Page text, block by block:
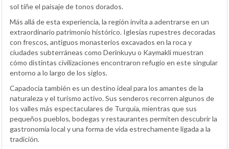
sol tiñe el paisaje de tonos dorados.
Más allá de esta experiencia, la región invita a adentrarse en un
extraordinario patrimonio histórico. Iglesias rupestres decoradas
con frescos, antiguos monasterios excavados en la roca y
ciudades subterráneas como Derinkuyu o Kaymakli muestran
cómo distintas civilizaciones encontraron refugio en este singular
entorno a lo largo de los siglos.
Capadocia también es un destino ideal para los amantes de la
naturaleza y el turismo activo. Sus senderos recorren algunos de
los valles más espectaculares de Turquía, mientras que sus
pequeños pueblos, bodegas y restaurantes permiten descubrir la
gastronomía local y una forma de vida estrechamente ligada a la
tradición.